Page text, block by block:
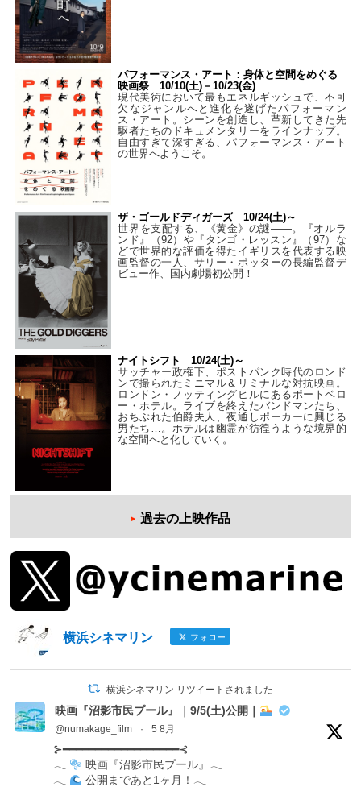
パフォーマンス・アート：身体と空間をめぐる
映画祭 10/10(土)－10/23(金)
現代美術において最もエネルギッシュで、不可
欠なジャンルへと進化を遂げたパフォーマン
ス・アート。シーンを創造し、革新してきた先
駆者たちのドキュメンタリーをラインナップ。
自由すぎて深すぎる、パフォーマンス・アート
の世界へようこそ。
ザ・ゴールドディガーズ 10/24(土)～
世界を支配する、《黄金》の謎――。『オルラ
ンド』（92）や『タンゴ・レッスン』（97）な
どで世界的な評価を得たイギリスを代表する映
画監督の一人、サリー・ポッターの長編監督デ
ビュー作、国内劇場初公開！
ナイトシフト 10/24(土)～
サッチャー政権下、ポストパンク時代のロンド
ンで撮られたミニマル＆リミナルな対抗映画。
ロンドン・ノッティングヒルにあるポートベロ
ー・ホテル。ライブを終えたバンドマンたち、
おちぶれた伯爵夫人、夜通しポーカーに興じる
男たち…。ホテルは幽霊が彷徨うような境界的
な空間へと化していく。
過去の上映作品
横浜シネマリン フォロー
横浜シネマリン リツイートされました
映画『沼影市民プール』｜9/5(土)公開｜
@numakage_film · 5 8月
⊱━━━━━━━━━━━━━━━━━━⊰
𓂃
映画『沼影市民プール』𓂃
𓂃
公開まであと1ヶ月！𓂃